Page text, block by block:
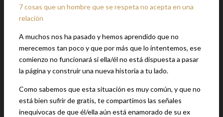
7 cosas que un hombre que se respeta no acepta en una
relación
A muchos nos ha pasado y hemos aprendido que no
merecemos tan poco y que por más que lo intentemos, ese
comienzo no funcionará si ella/él no está dispuesta a pasar
la página y construir una nueva historia a tu lado.
Como sabemos que esta situación es muy común, y que no
está bien sufrir de gratis, te compartimos las señales
inequívocas de que él/ella aún está enamorado de su ex